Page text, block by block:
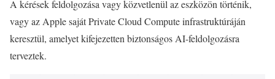
A kérések feldolgozása vagy közvetlenül az eszközön történik,
vagy az Apple saját Private Cloud Compute infrastruktúráján
keresztül, amelyet kifejezetten biztonságos AI-feldolgozásra
terveztek.